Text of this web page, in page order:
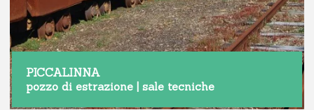
PICCALINNA
pozzo di estrazione | sale tecniche